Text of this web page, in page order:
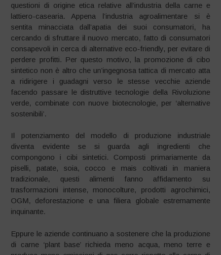
questioni di origine etica relative all’industria della carne e
lattiero-casearia. Appena l’industria agroalimentare si è
sentita minacciata dall’apatia dei suoi consumatori, ha
cercando di sfruttare il nuovo mercato, fatto di consumatori
consapevoli in cerca di alternative eco-friendly, per evitare di
perdere profitti. Per questo motivo, la promozione di cibo
sintetico non è altro che un’ingegnosa tattica di mercato atta
a ridirigere i guadagni verso le stesse vecchie aziende
facendo passare le distruttive tecnologie della Rivoluzione
verde, combinate con nuove biotecnologie, per ‘alternative
sostenibili’.
Il potenziamento del modello di produzione industriale
diventa evidente se si guarda agli ingredienti che
compongono i cibi sintetici. Composti primariamente da
piselli, patate, soia, cocco e mais coltivati in maniera
tradizionale, questi alimenti fanno affidamento su
trasformazioni intense, monocolture, prodotti agrochimici,
OGM, deforestazione e una filiera globale estremamente
inquinante.
Eppure le aziende continuano a sostenere che la produzione
di carne ‘plant base’ richieda meno acqua, meno terre e